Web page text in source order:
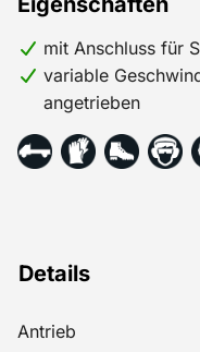
Tag/Woche in
den Longopac-
Details
Antrieb
mit Anschluss für
variable
angetrieben